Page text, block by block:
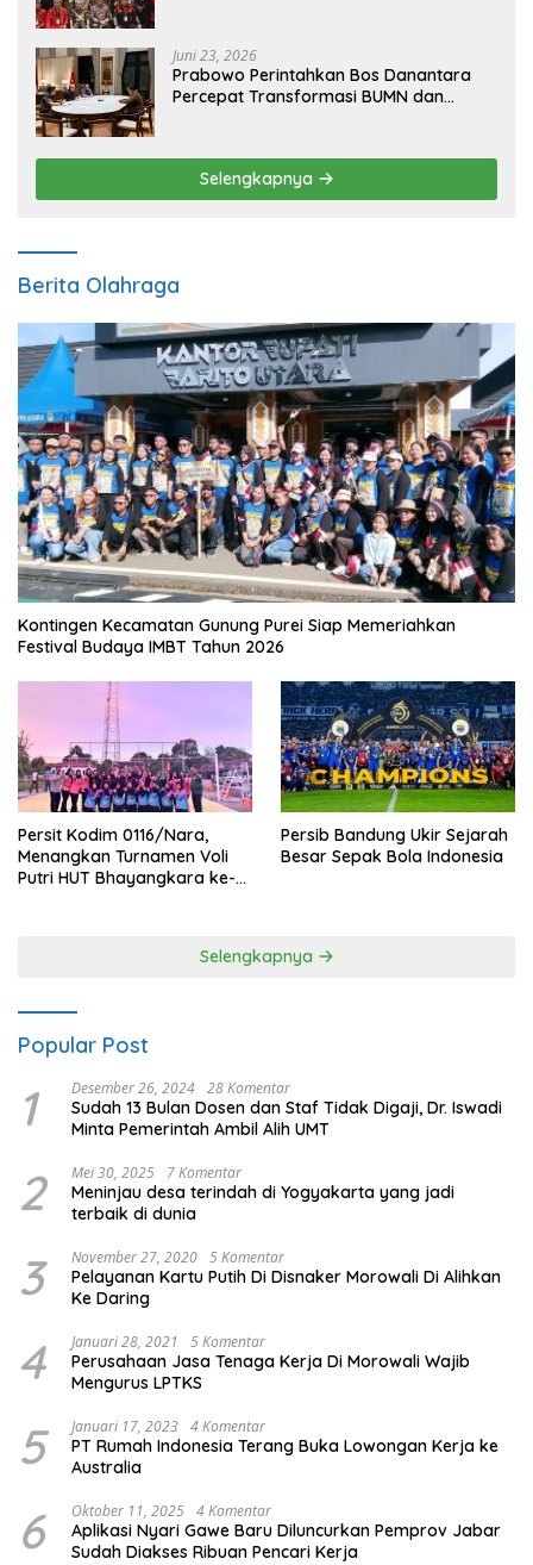
Juni 23, 2026
Prabowo Perintahkan Bos Danantara
Percepat Transformasi BUMN dan
Selengkapnya
Berita Olahraga
Kontingen Kecamatan Gunung Purei Siap Memeriahkan
Festival Budaya IMBT Tahun 2026
Persit Kodim 0116/Nara,
Menangkan Turnamen Voli
Putri HUT Bhayangkara ke-
Persib Bandung Ukir Sejarah
Besar Sepak Bola Indonesia
Selengkapnya
Popular Post
1 Desember 26, 2024 28 Komentar
Sudah 13 Bulan Dosen dan Staf Tidak Digaji, Dr. Iswadi
Minta Pemerintah Ambil Alih UMT
2 Mei 30, 2025 7 Komentar
Meninjau desa terindah di Yogyakarta yang jadi
terbaik di dunia
3 November 27, 2020 5 Komentar
Pelayanan Kartu Putih Di Disnaker Morowali Di Alihkan
Ke Daring
4 Januari 28, 2021 5 Komentar
Perusahaan Jasa Tenaga Kerja Di Morowali Wajib
Mengurus LPTKS
5 Januari 17, 2023 4 Komentar
PT Rumah Indonesia Terang Buka Lowongan Kerja ke
Australia
6 Oktober 11, 2025 4 Komentar
Aplikasi Nyari Gawe Baru Diluncurkan Pemprov Jabar
Sudah Diakses Ribuan Pencari Kerja